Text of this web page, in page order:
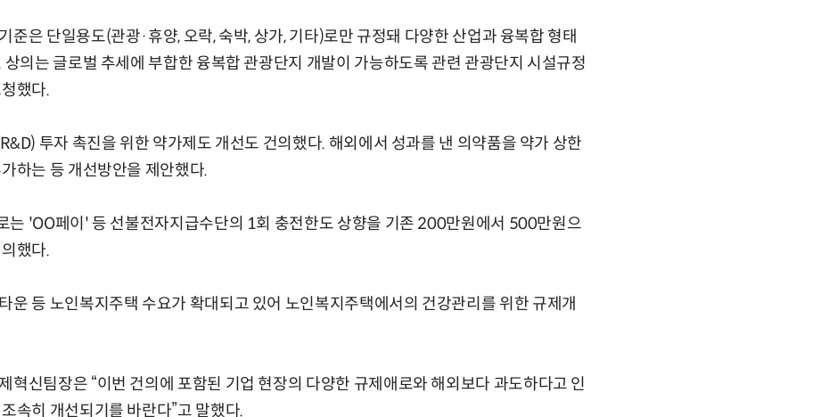
준은 단일용도(관광·휴양, 오락, 숙박, 상가, 기타)로만 규정돼 다양한 산업과 융복합 형태
상의는 글로벌 추세에 부합한 융복합 관광단지 개발이 가능하도록 관련 관광단지 시설규정
했다.
투자 촉진을 위한 약가제도 개선도 건의했다. 해외에서 성과를 낸 의약품을 약가 상한
하는 등 개선방안을 제안했다.
는 'OO페이' 등 선불전자지급수단의 1회 충전한도 상향을 기존 200만원에서 500만원으
했다.
운 등 노인복지주택 수요가 확대되고 있어 노인복지주택에서의 건강관리를 위한 규제개
혁신팀장은 “이번 건의에 포함된 기업 현장의 다양한 규제애로와 해외보다 과도하다고 인
속히 개선되기를 바란다”고 말했다.